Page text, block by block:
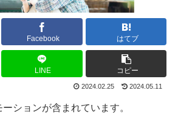
Facebook はてブ
LINE コピー
2024.02.25 2024.05.11
ションが含まれています。